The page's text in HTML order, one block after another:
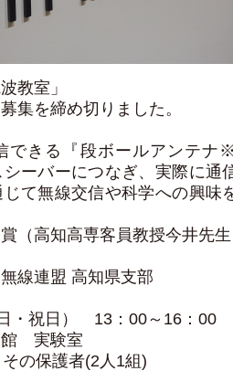
教室」
集を締め切りました。
できる『段ボールアンテナ
ーバーにつなぎ、実際に通
て無線交信や科学への興味
（高知高専客員教授今井先
線連盟 高知県支部
・祝日） 13：00～16：00
館 実験室
の保護者(2人1組)